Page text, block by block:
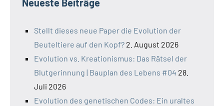
Neueste Beiträge
Stellt dieses neue Paper die Evolution der
Beuteltiere auf den Kopf? 2. August 2026
Evolution vs. Kreationismus: Das Rätsel der
Blutgerinnung | Bauplan des Lebens #04 28.
Juli 2026
Evolution des genetischen Codes: Ein uraltes